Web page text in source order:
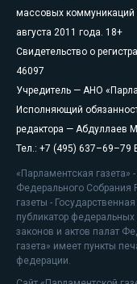
массовых коммуникаций
августа 2011 года. 18+
Свидетельство о
46097
Учредитель — АНО
Исполняющий
редактора — Абдуллаев
Тел.: +7 (495) 637–69–79
«Парламентская
Федерального Собрания
газеты -
публикатор
законов и актов палат
газета» имеет пункты
федерации.